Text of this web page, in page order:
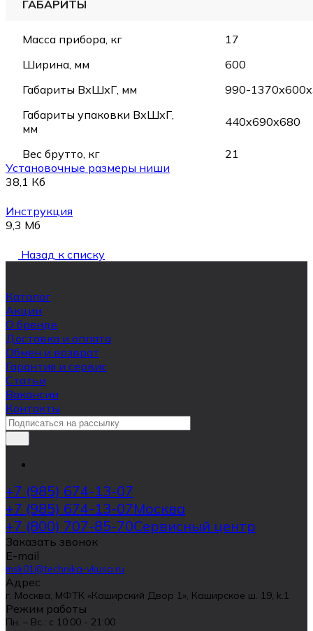
ГАБАРИТЫ
Масса прибора, кг
17
Ширина, мм
600
Габариты ВхШхГ, мм
990-
Габариты упаковки ВхШхГ,
мм
440x690x680
Вес брутто, кг
21
Установочные размеры ниши
38,1 Кб
Инструкция
9,3 Мб
Назад к списку
Каталог
Акции
О бренде
Доставка и оплата
Обмен и возврат
Гарантия и сервис
Статьи
Вакансии
Контакты
+7 (985) 674-13-07
+7 (985) 674-13-07Москва
+7 (800) 707-85-70Сервисный центр
Заказать звонок
E-mail
msk01@technika-vkusa.ru
Адрес
г. Москва, МФТК «Каширский Двор 1», Каширское ш. 19, k.1
Режим работы
Пн. – Вс.: с 10:00 - 21:00